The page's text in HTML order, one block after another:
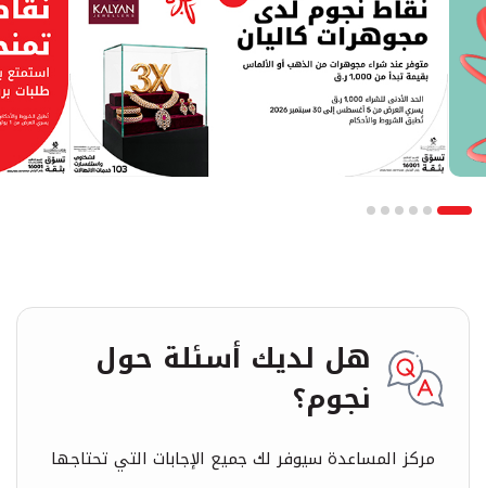
هل لديك أسئلة حول
نجوم؟
مركز المساعدة سيوفر لك جميع الإجابات التي تحتاجها